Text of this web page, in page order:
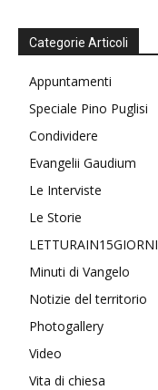
Categorie Articoli
Appuntamenti
Speciale Pino Puglisi
Condividere
Evangelii Gaudium
Le Interviste
Le Storie
LETTURAIN15GIORNI
Minuti di Vangelo
Notizie del territorio
Photogallery
Video
Vita di chiesa